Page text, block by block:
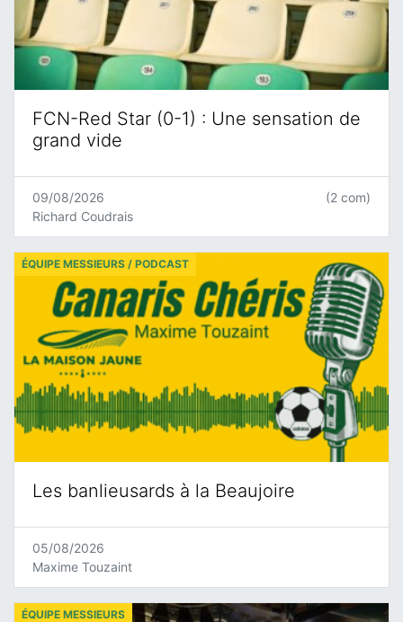
FCN-Red Star (0-1) : Une sensation de
grand vide
09/08/2026
Richard Coudrais
(2 com)
Les banlieusards à la Beaujoire
ÉQUIPE MESSIEURS / PODCAST
05/08/2026
Maxime Touzaint
ÉQUIPE MESSIEURS